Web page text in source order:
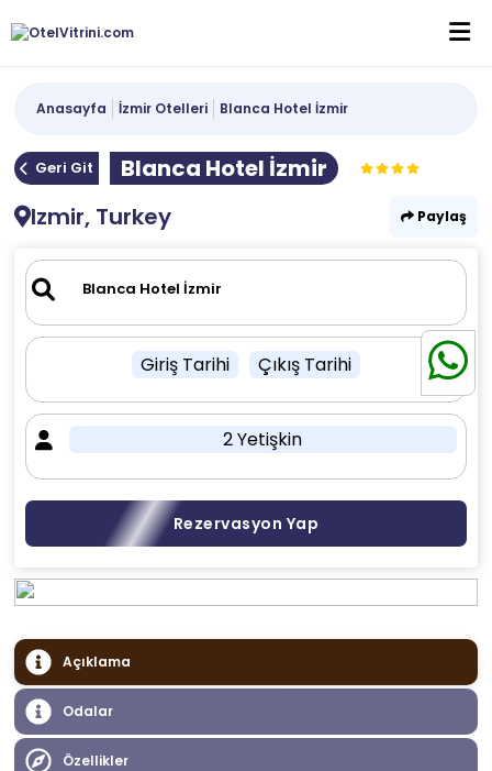
Anasayfa İzmir Otelleri Blanca Hotel İzmir
Geri Git
Blanca Hotel İzmir
Izmir, Turkey
Paylaş
Giriş Tarihi Çıkış Tarihi
2 Yetişkin
Rezervasyon Yap
Açıklama
Odalar
Özellikler